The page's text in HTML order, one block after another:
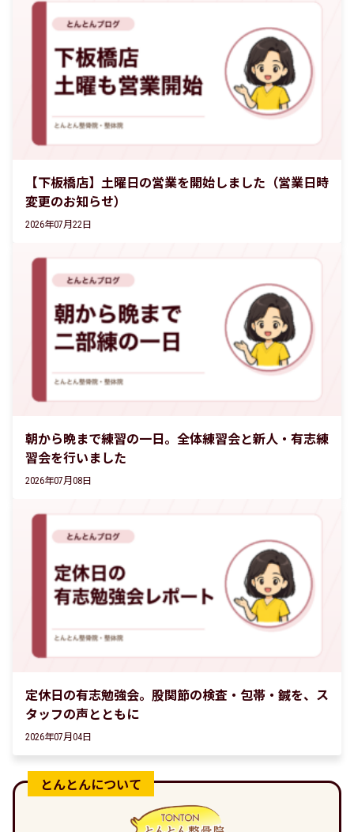
【下板橋店】土曜日の営業を開始しました（営業日時
変更のお知らせ）
2026年07月22日
朝から晩まで練習の一日。全体練習会と新人・有志練
習会を行いました
2026年07月08日
定休日の有志勉強会。股関節の検査・包帯・鍼を、ス
タッフの声とともに
2026年07月04日